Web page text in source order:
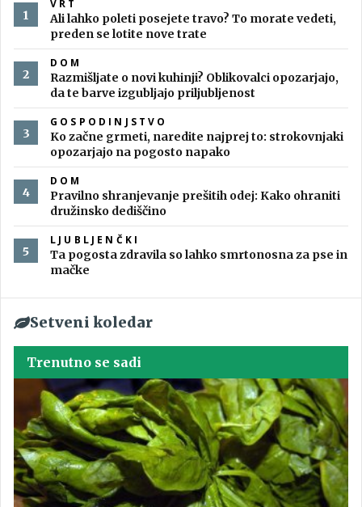
VRT
Ali lahko poleti posejete travo? To morate vedeti,
preden se lotite nove trate
DOM
Razmišljate o novi kuhinji? Oblikovalci opozarjajo,
da te barve izgubljajo priljubljenost
GOSPODINJSTVO
Ko začne grmeti, naredite najprej to: strokovnjaki
opozarjajo na pogosto napako
DOM
Pravilno shranjevanje prešitih odej: Kako ohraniti
družinsko dediščino
LJUBLJENČKI
Ta pogosta zdravila so lahko smrtonosna za pse in
mačke
Setveni koledar
Trenutno se sadi